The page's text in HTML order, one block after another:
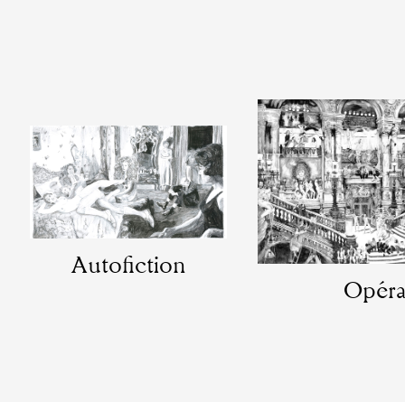
Visites d'ateliers
Production vidéo
Formation
Autofiction